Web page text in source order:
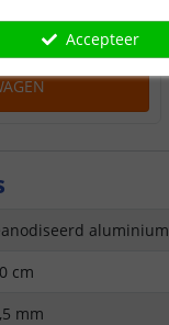
2,95
aluminium
cm
mm
Accepteer